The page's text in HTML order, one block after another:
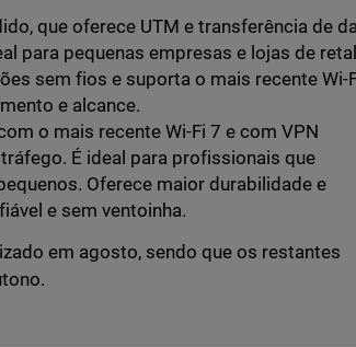
que oferece UTM e transferência de
para pequenas empresas e lojas de
sem fios e suporta o mais recente Wi-
e alcance.
o mais recente Wi-Fi 7 e com VPN
É ideal para profissionais que
Oferece maior durabilidade e
e sem ventoinha.
em agosto, sendo que os restantes